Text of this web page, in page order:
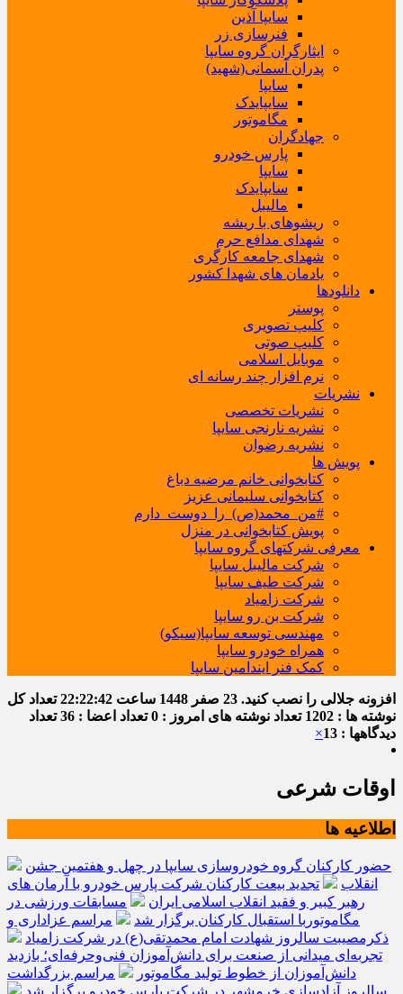
سایپا آذین
فنرسازی زر
ایثارگران گروه سایپا
پدران آسمانی(شهید)
سایپا
سایپایدک
مگاموتور
جهادگران
پارس خودرو
سایپا
سایپایدک
مالیبل
ریشوهای با ریشه
شهدای مدافع حرم
شهدای جامعه کارگری
یادمان های شهدا کشور
دانلودها
پوستر
کلیپ تصویری
کلیپ صوتی
موبایل اسلامی
نرم افزار چند رسانه ای
نشریات
نشریات تخصصی
نشریه نارنجی سایپا
نشریه رضوان
پویش ها
کتابخوانی خانم مرضیه دباغ
کتابخوانی سلیمانی عزیز
#من_محمد(ص)_را_دوست_دارم
پویش کتابخوانی در منزل
معرفی شرکتهای گروه سایپا
شرکت مالیبل سایپا
شرکت طیف سایپا
شرکت زامیاد
شرکت بن رو سایپا
مهندسی توسعه سایپا(سیکو)
همراه خودرو سایپا
کمک فنر ایندامین سایپا
افزونه جلالی را نصب کنید. 23 صفر 1448 ساعت 22:22:43تعداد کل
نوشته ها : 1202
تعداد نوشته های امروز : 0 تعداد اعضا : 36
تعداد
دیدگاهها : 13
×
اوقات شرعی
اطلاعیه ها
حضور کارکنان گروه خودروسازی سایپا در چهل و هفتمین جشن
انقلاب
تجدید بیعت کارکنان شرکت پارس خودرو با آرمان های
رهبر کبیر و فقید انقلاب اسلامی ایران
مسابقات ورزشی در
مگاموتوربا استقبال کارکنان برگزار شد
مراسم عزاداری و
ذکرمصیبت سالروز شهادت امام محمدتقی(ع) در شرکت زامیاد
تجربه‌ای میدانی از صنعت برای دانش‌آموزان فنی‌وحرفه‌ای؛ بازدید
دانش‌آموزان از خطوط تولید مگاموتور
مراسم بزرگداشت
سالروز آزادسازی خرمشهر در شرکت پارس خودرو برگزار شد